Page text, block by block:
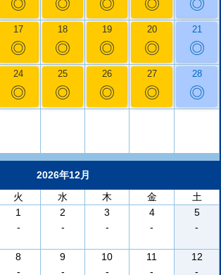
◎ ◎ ◎ ◎ ◎
17
◎
18
◎
19
◎
20
◎
21
◎
24
◎
25
◎
26
◎
27
◎
28
◎
2026年12月
火 水 木 金
土
1
-
2
-
3
-
4
-
5
-
8
-
9
-
10
-
11
-
12
-